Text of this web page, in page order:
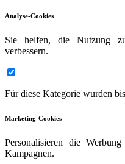
Analyse-Cookies
Sie helfen, die Nutzung
verbessern.
Für diese Kategorie wurden
Marketing-Cookies
Personalisieren die
Kampagnen.